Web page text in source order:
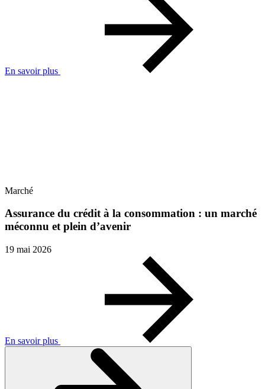
En savoir plus
Marché
Assurance du crédit à la consommation : un marché
méconnu et plein d’avenir
19 mai 2026
En savoir plus